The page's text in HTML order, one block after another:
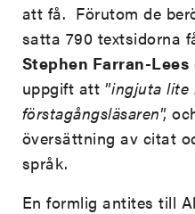
att få. Förutom de
satta 790 textsidorna
Stephen Farran-Lees
uppgift att ”ingjuta lite
förstagångsläsaren”,
översättning av citat
språk.
En formlig antites till